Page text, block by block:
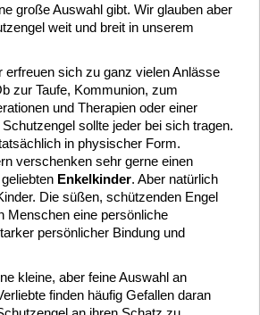
große Auswahl gibt. Wir glauben aber
weit und breit in unserem
erfreuen sich zu ganz vielen Anlässe
zur Taufe, Kommunion, zum
und Therapien oder einer
sollte jeder bei sich tragen.
in physischer Form.
verschenken sehr gerne einen
Enkelkinder. Aber natürlich
Die süßen, schützenden Engel
Menschen eine persönliche
persönlicher Bindung und
kleine, aber feine Auswahl an
finden häufig Gefallen daran